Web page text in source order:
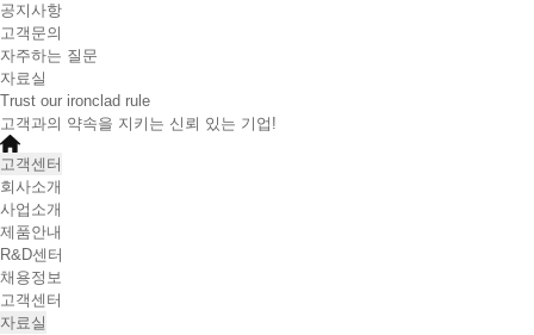
공지사항
고객문의
자주하는 질문
자료실
Trust our ironclad rule
고객과의 약속을 지키는 신뢰 있는 기업!
고객센터
회사소개
사업소개
제품안내
R&D센터
채용정보
고객센터
자료실